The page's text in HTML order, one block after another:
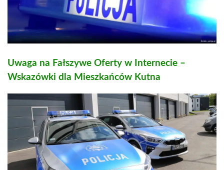
Uwaga na Fałszywe Oferty w Internecie –
Wskazówki dla Mieszkańców Kutna